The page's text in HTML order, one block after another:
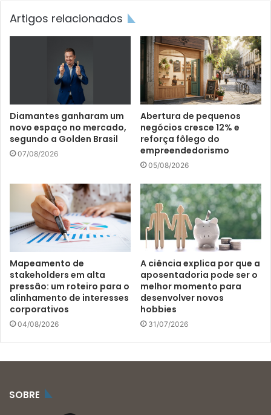
Artigos relacionados
Diamantes ganharam um
novo espaço no mercado,
segundo a Golden Brasil
07/08/2026
Abertura de pequenos
negócios cresce 12% e
reforça fôlego do
empreendedorismo
05/08/2026
Mapeamento de
stakeholders em alta
pressão: um roteiro para o
alinhamento de interesses
corporativos
04/08/2026
A ciência explica por que a
aposentadoria pode ser o
melhor momento para
desenvolver novos
hobbies
31/07/2026
SOBRE